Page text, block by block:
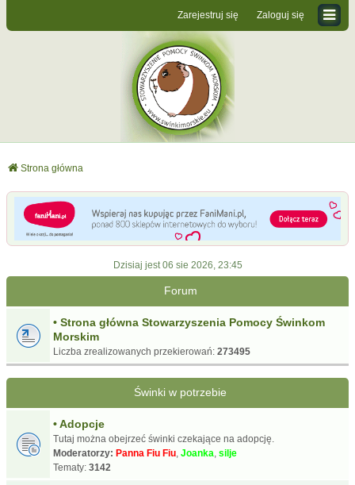
Zaloguj się
Zarejestruj się
Strona główna
Dzisiaj jest 06 sie 2026, 23:45
Forum
• Strona główna Stowarzyszenia Pomocy Świnkom
Morskim
Liczba zrealizowanych przekierowań: 273495
Świnki w potrzebie
• Adopcje
Tutaj można obejrzeć świnki czekające na adopcję.
Moderatorzy: Panna Fiu Fiu, Joanka, silje
Tematy: 3142